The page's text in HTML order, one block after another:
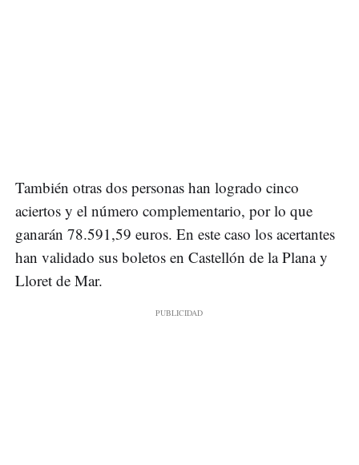
También otras dos personas han logrado cinco
aciertos y el número complementario, por lo que
ganarán 78.591,59 euros. En este caso los acertantes
han validado sus boletos en Castellón de la Plana y
Lloret de Mar.